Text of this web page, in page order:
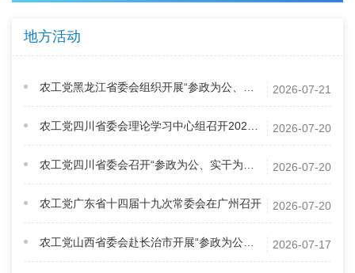
地方活动
2026-07-21
农工党黑龙江省委会组织开展“参政为公、实干为民”主题教育徒步活动
2026-07-20
农工党四川省委会理论学习中心组召开2026年第三次集中学习（扩大）会
2026-07-20
农工党四川省委会召开“参政为公、实干为民” 主题教育推进会
2026-07-20
农工党广东省十四届十九次常委会在广州召开
2026-07-17
农工党山西省委会赴长治市开展“参政为公、实干为民”主题教育调研